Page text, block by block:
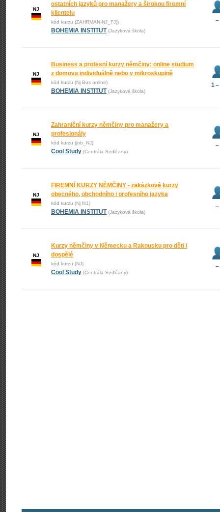
NJ
ostatních jazyků pro manažery a širokou firemní
klientelu
kód kurzu (ZAHRMAN-NJ_FJ))
BOHEMIA INSTITUT (Jazyková škola)
–
NJ
Business a profesní kurzy němčiny: online studium
z domova individuálně nebo v mikroskupině
kód kurzu (Nj Bus online)
BOHEMIA INSTITUT (Jazyková škola)
1
NJ
Zahraniční kurzy němčiny pro manažery a
profesionály
kód kurzu (job_NJ)
Cool Study (Centrála Sedlčany)
–
NJ
FIREMNÍ KURZY NĚMČINY - zakázkové kurzy
obecného, obchodního i profesního jazyka
kód kurzu (Nj fir1)
BOHEMIA INSTITUT (Jazyková škola)
–
NJ
Kurzy němčiny v Německu a Rakousku pro děti i
dospělé
kód kurzu (NJ)
Cool Study (Centrála Sedlčany)
–